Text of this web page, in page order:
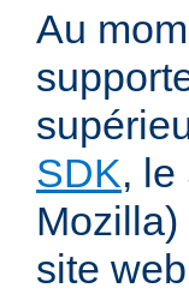
Au
SDK, le
site web